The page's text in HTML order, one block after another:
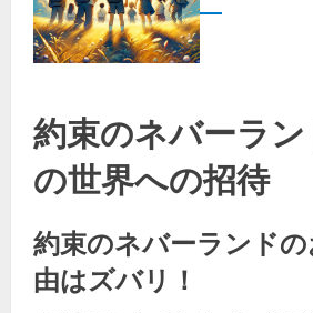
約束のネバーラ
の世界への招待
約束のネバーランド
由はズバリ！